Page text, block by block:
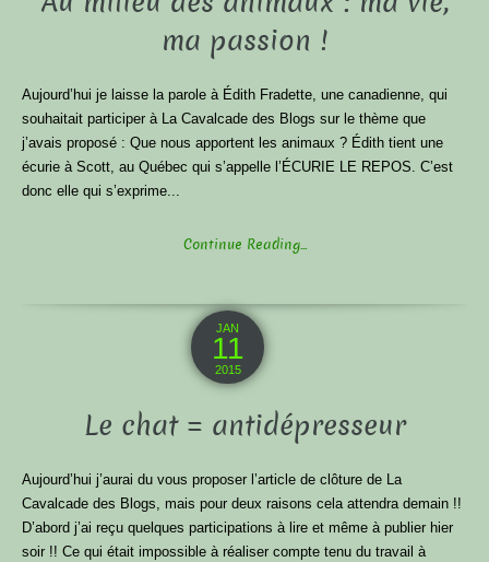
ma passion !
Aujourd’hui je laisse la parole à Édith Fradette, une canadienne, qui
souhaitait participer à La Cavalcade des Blogs sur le thème que
j’avais proposé : Que nous apportent les animaux ? Édith tient une
écurie à Scott, au Québec qui s’appelle l’ÉCURIE LE REPOS. C’est
donc elle qui s’exprime...
Continue Reading...
JAN
11
2015
Le chat = antidépresseur
Aujourd’hui j’aurai du vous proposer l’article de clôture de La
Cavalcade des Blogs, mais pour deux raisons cela attendra demain !!
D’abord j’ai reçu quelques participations à lire et même à publier hier
soir !! Ce qui était impossible à réaliser compte tenu du travail à